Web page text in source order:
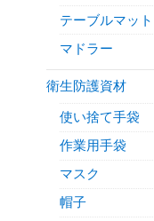
テーブルマッ
マドラー
衛生防護資材
使い捨て手袋
作業用手袋
マスク
帽子